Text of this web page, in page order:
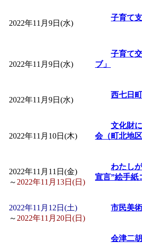
de 健康づく
堂島地区
す」 受付期
「みなづる
de 健康づく
「皆鶴姫の
～」 受付期
「みなづる
de 健康づくり
2022年11月9日(水)
子育て
2022年11月9日(水)
子育て
ブ」
2022年11月9日(水)
西七日
2022年11月10日(木)
文化財
会（町北地
2022年11月11日(金)
～ 2022年11月13日(日)
わたし
宣言”絵手紙
2022年11月12日(土)
～ 2022年11月20日(日)
市民美
会津二